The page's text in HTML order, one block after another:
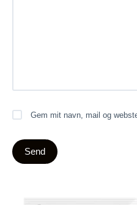
Gem mit navn, mail og
Send